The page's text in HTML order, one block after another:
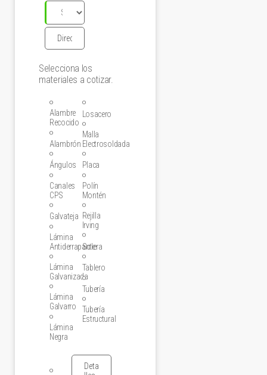
Selecciona los
materiales a cotizar.
Alambre
Recocido
Alambrón
Ángulos
Canales
CPS
Galvateja
Lámina
Antiderrapante
Lámina
Galvanizada
Lámina
Galvarro
Lámina
Negra
Losacero
Malla
Electrosoldada
Placa
Polín
Montén
Rejilla
Irving
Solera
Tablero
Tubería
Tubería
Estructural